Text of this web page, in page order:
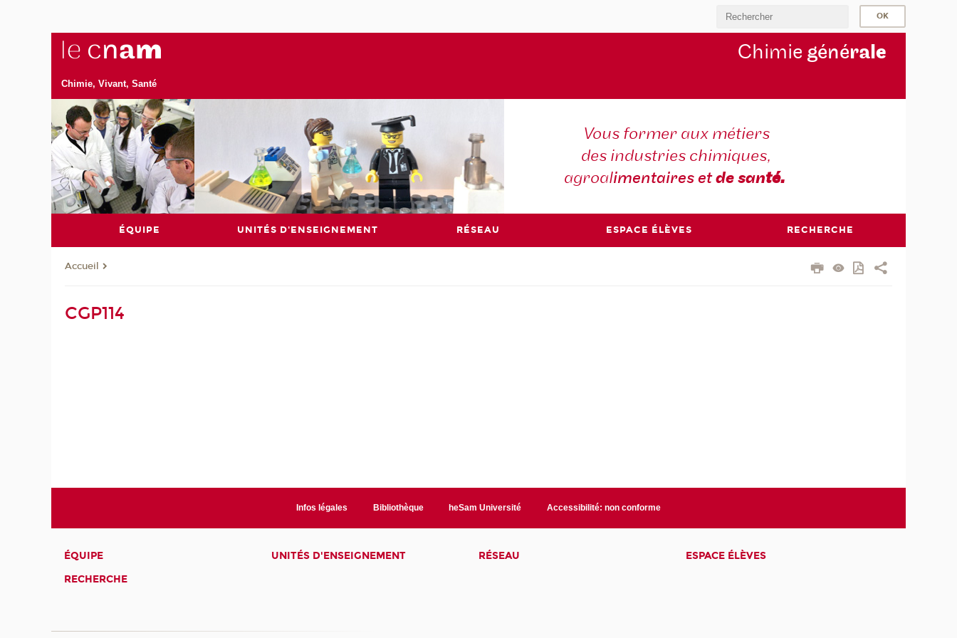
Chimie, Vivant, Santé
Chimie générale
Vous former aux métiers
des industries chimiques,
agroalimentaires etde santé.
ÉQUIPE UNITÉS D'ENSEIGNEMENT RÉSEAU ESPACE ÉLÈVES RECHERCHE
Accueil
CGP114
Infos légales Bibliothèque heSam Université Accessibilité: non conforme
ÉQUIPE UNITÉS D'ENSEIGNEMENT RÉSEAU
ESPACE ÉLÈVES
RECHERCHE